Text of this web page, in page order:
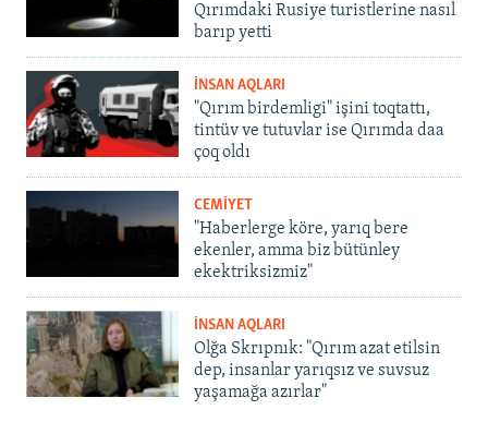
Qırımdaki Rusiye turistlerine nasıl
barıp yetti
İNSAN AQLARI
"Qırım birdemligi" işini toqtattı,
tintüv ve tutuvlar ise Qırımda daa
çoq oldı
CEMİYET
"Haberlerge köre, yarıq bere
ekenler, amma biz bütünley
ekektriksizmiz"
İNSAN AQLARI
Olğa Skrıpnık: "Qırım azat etilsin
dep, insanlar yarıqsız ve suvsuz
yaşamağa azırlar"